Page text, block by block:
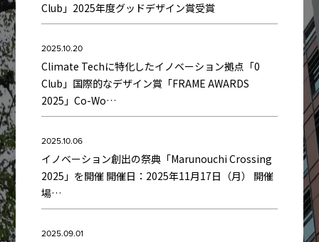
Club」2025年度グッドデザイン賞受賞
2025.10.20
Climate Techに特化したイノベーション拠点「0
Club」国際的なデザイン賞「FRAME AWARDS
2025」Co-Wo…
2025.10.06
イノベーション創出の祭典「Marunouchi Crossing
2025」を開催 開催日：2025年11月17日（月） 開催
場…
2025.09.01